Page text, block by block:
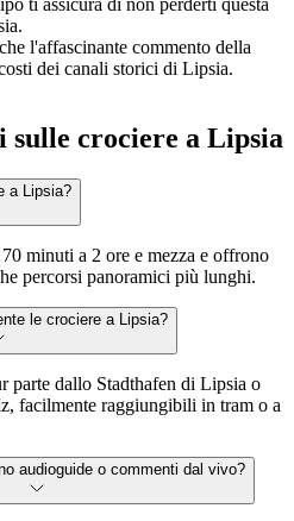
ti assicura di non perderti questa
l'affascinante commento della
dei canali storici di Lipsia.
sulle crociere a Lipsia
a Lipsia?
minuti a 2 ore e mezza e offrono
percorsi panoramici più lunghi.
le crociere a Lipsia?
parte dallo Stadthafen di Lipsia o
facilmente raggiungibili in tram o a
audioguide o commenti dal vivo?